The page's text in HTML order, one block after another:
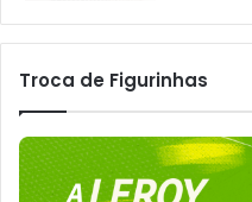
Troca de Figurinhas